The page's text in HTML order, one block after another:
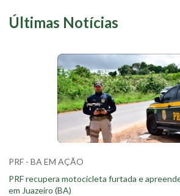
Últimas Notícias
PRF - BA EM AÇÃO
PRF recupera motocicleta furtada e
em Juazeiro (BA)